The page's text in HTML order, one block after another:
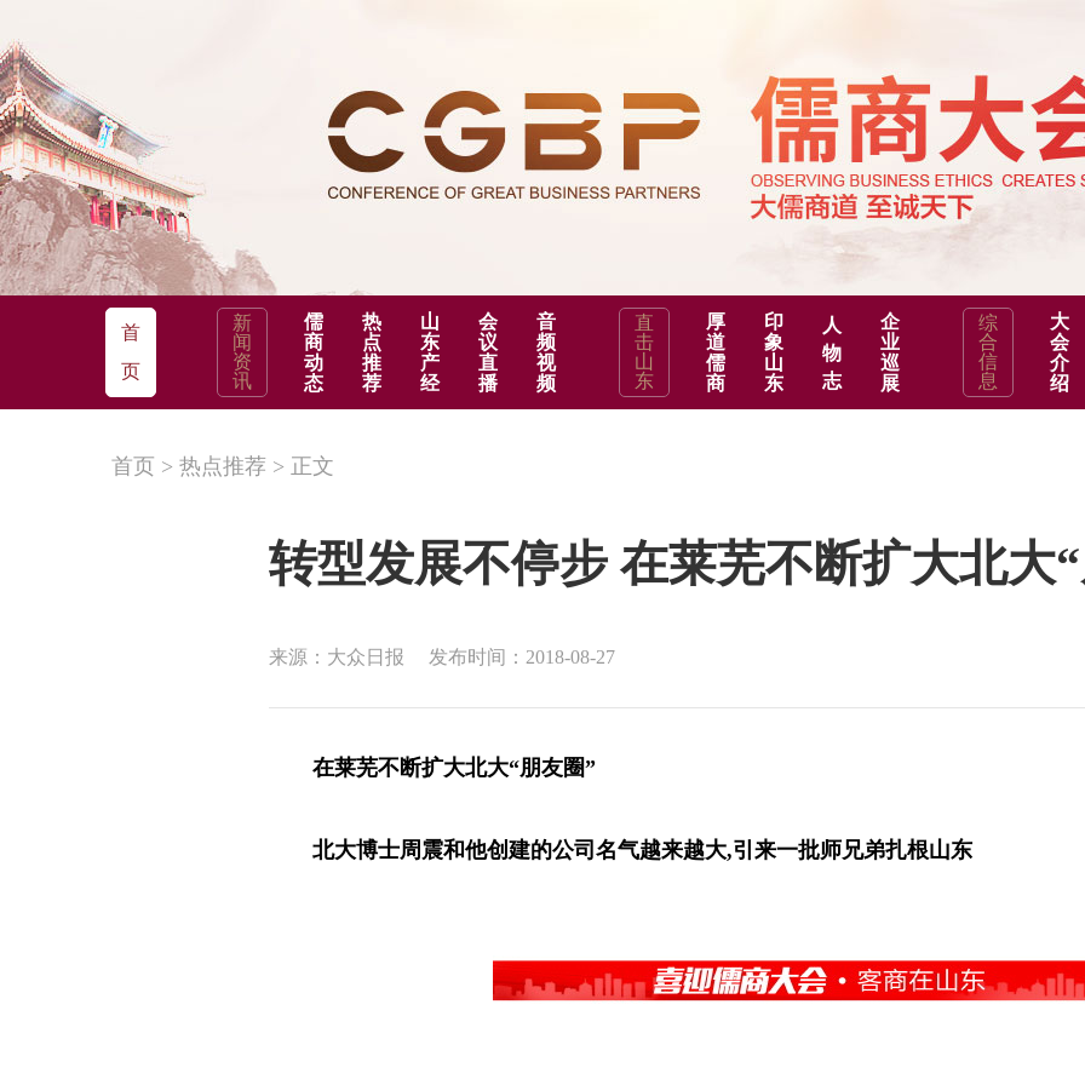
首
页
新
闻
资
讯
儒
商
动
态
热
点
推
荐
山
东
产
经
会
议
直
播
音
频
视
频
直
击
山
东
厚
道
儒
商
印
象
山
东
人
物
志
企
业
巡
展
综
合
信
息
大
会
介
绍
首页 > 热点推荐 > 正文
转型发展不停步 在莱芜不断扩大北大
来源：大众日报 发布时间：2018-08-27
在莱芜不断扩大北大“朋友圈”
北大博士周震和他创建的公司名气越来越大,引来一批师兄弟扎根山东